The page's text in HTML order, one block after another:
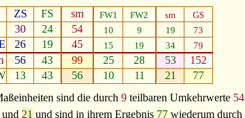
ZS
FS sm FW1 FW2 sm GS
30 24 54 10 9 19 73
26 19 45 15 19 34 79
56 43 99 25 28 53
152
13 43 56 10 11 21
77
sind die durch 9teilbaren Umkehrwerte 54
21 und sind in ihrem Ergebnis 77wiederum durch